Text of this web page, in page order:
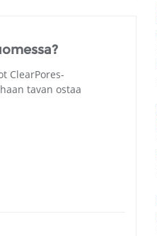
ClearPores-
tavan ostaa